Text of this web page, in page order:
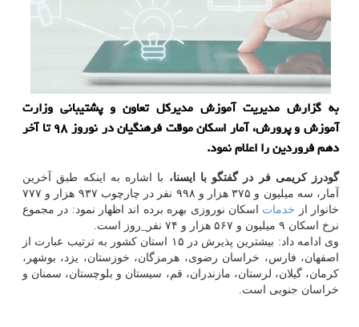
به گزارش مدیریت آموزش مدیركل تعاون و پشتیبانی وزارت
آموزش و پرورش، آمار اسكان موقت فرهنگیان در نوروز ۹۸ تا آخر
دهم فروردین را اعلام نمود.
گودرز كریمی فر در گفتگو با ایسنا، با اشاره به اینكه طبق آخرین
آمار، سه میلیون و ۳۷۵ هزار و ۹۹۸ نفر در چارچوب ۹۳۷ هزار و ۷۷۷
خانوار از خدمات اسكان نوروزی بهره برده اند اظهار نمود: در مجموع
نرخ اسكان ۹ میلیون و ۵۶۷ هزار و ۷۴ نفر_روز است.
وی ادامه داد: بیشترین پذیرش در ۱۵ استان كشور به ترتیب عبارت از
اصفهان، فارس، خراسان رضوی، هرمزگان، خوزستان، یزد، بوشهر،
كرمان، گیلان، لرستان، مازندران، قم، سیستان و بلوچستان، سمنان و
خراسان جنوبی است.